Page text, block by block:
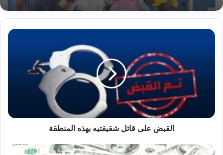
فاجعة.. أطفال يفقدون والدتهم بشكل مفاجئ
ويواجهون مصير قاتم!
القبض
المنطقة
القبض على قاتل شقيقتيه بهذه المنطقة
السودان..